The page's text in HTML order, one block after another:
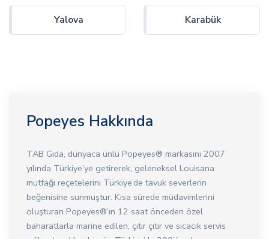
Yalova Karabük
Popeyes Hakkında
TAB Gıda, dünyaca ünlü Popeyes®️ markasını 2007
yılında Türkiye’ye getirerek, geleneksel Louisana
mutfağı reçetelerini Türkiye’de tavuk severlerin
beğenisine sunmuştur. Kısa sürede müdavimlerini
oluşturan Popeyes®️’ın 12 saat önceden özel
baharatlarla marine edilen, çıtır çıtır ve sıcacık servis